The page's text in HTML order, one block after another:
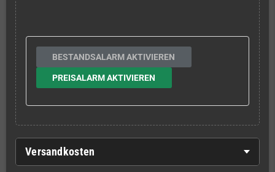
BESTANDSALARM AKTIVIEREN
PREISALARM AKTIVIEREN
Versandkosten